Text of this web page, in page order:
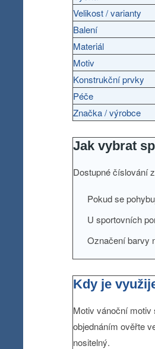
Velikost / varianty
Balení
Materiál
Motiv
Konstrukční prvky
Péče
Značka / výrobce
Jak vybrat
Dostupné číslování
Pokud se
U sportovních
Označení barvy
Kdy je
Motiv vánoční motiv
objednáním ověřte
nositelný.